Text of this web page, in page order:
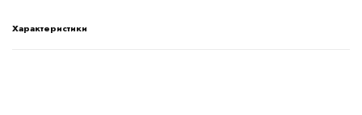
Характеристики